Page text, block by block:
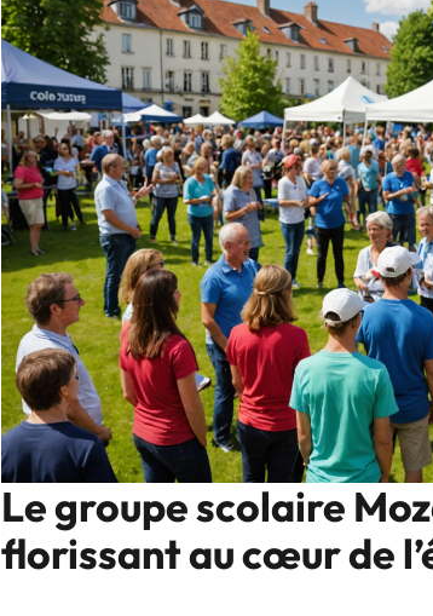
Le groupe scolaire
florissant au cœur de